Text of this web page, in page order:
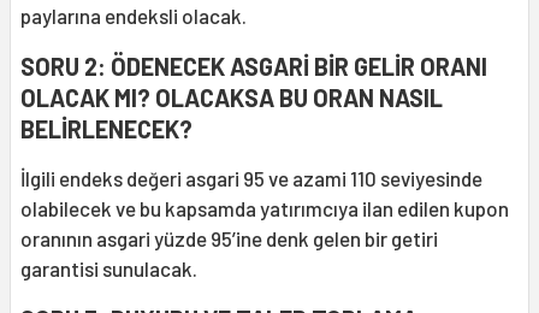
paylarına endeksli olacak.
SORU 2: ÖDENECEK ASGARİ BİR GELİR ORANI
OLACAK MI? OLACAKSA BU ORAN NASIL
BELİRLENECEK?
İlgili endeks değeri asgari 95 ve azami 110 seviyesinde
olabilecek ve bu kapsamda yatırımcıya ilan edilen kupon
oranının asgari yüzde 95’ine denk gelen bir getiri
garantisi sunulacak.